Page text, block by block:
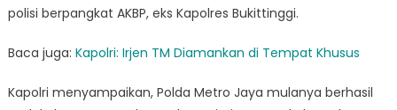
polisi berpangkat AKBP, eks Kapolres Bukittinggi.
Baca juga: Kapolri: Irjen TM Diamankan di Tempat Khusus
Kapolri menyampaikan, Polda Metro Jaya mulanya berhasil